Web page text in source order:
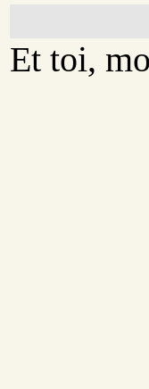
Et toi,